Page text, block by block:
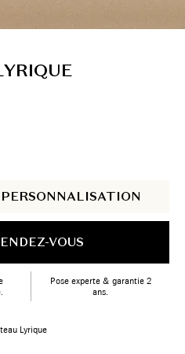
VOUS
Pose experte & garantie 2
ans.
Lyrique